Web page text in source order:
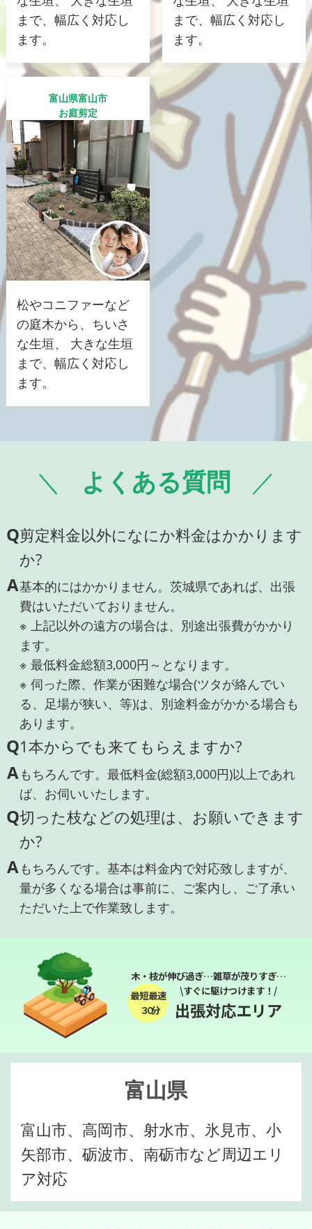
まで、幅広く対応し
ます。
まで、幅広く対応し
ます。
富山県富山市
お庭剪定
松やコニファーなど
の庭木から、ちいさ
な生垣、 大きな生垣
まで、幅広く対応し
ます。
よくある質問
Q剪定料金以外になにか料金はかかります
か?
A基本的にはかかりません。茨城県であれば、出張
費はいただいておりません。
※ 上記以外の遠方の場合は、別途出張費がかかり
ます。
※ 最低料金総額3,000円～となります。
※ 伺った際、作業が困難な場合(ツタが絡んでい
る、足場が狭い、等)は、別途料金がかかる場合も
あります。
Q1本からでも来てもらえますか?
Aもちろんです。最低料金(総額3,000円)以上であれ
ば、お伺いいたします。
Q切った枝などの処理は、お願いできます
か?
Aもちろんです。基本は料金内で対応致しますが、
量が多くなる場合は事前に、ご案内し、ご了承い
ただいた上で作業致します。
木・枝が伸び過ぎ…雑草が茂りすぎ…
最短最速
３０分
\すぐに駆けつけます！/
出張対応エリア
富山県
富山市、高岡市、射水市、氷見市、小
矢部市、砺波市、南砺市など周辺エリ
ア対応